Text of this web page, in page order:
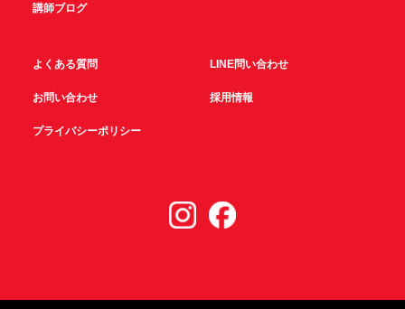
講師ブログ
よくある質問 LINE問い合わせ
お問い合わせ 採用情報
プライバシーポリシー